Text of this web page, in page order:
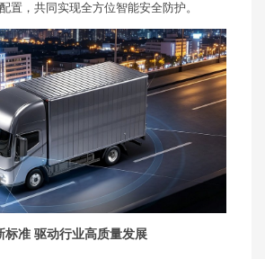
置，共同实现全方位智能安全防护。
标准 驱动行业高质量发展